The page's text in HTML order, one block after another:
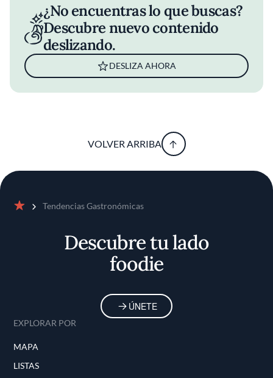
¿No encuentras lo que buscas?
Descubre nuevo contenido
deslizando.
DESLIZA AHORA
VOLVER ARRIBA
Tendencias Gastronómicas
Descubre tu lado
foodie
ÚNETE
EXPLORAR POR
MAPA
LISTAS